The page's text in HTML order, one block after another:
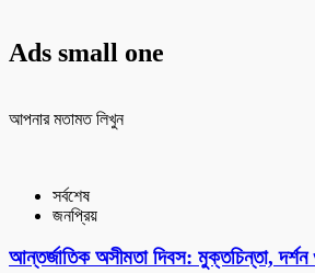
Ads small one
আপনার মতামত লিখুন
সর্বশেষ
জনপ্রিয়
আন্তর্জাতিক অসীমতা দিবস: মুক্তচিন্তা, দর্শন